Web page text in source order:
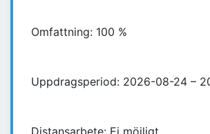
Omfattning: 100 %
Uppdragsperiod: 2026-08-24 –